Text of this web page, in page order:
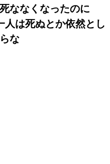
ななくなったのに
人は死ぬとか依然とし
な